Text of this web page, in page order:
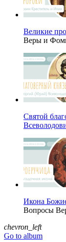
Великие
Веры и
Святой
Икона
Вопросы
chevron_left
Go to album